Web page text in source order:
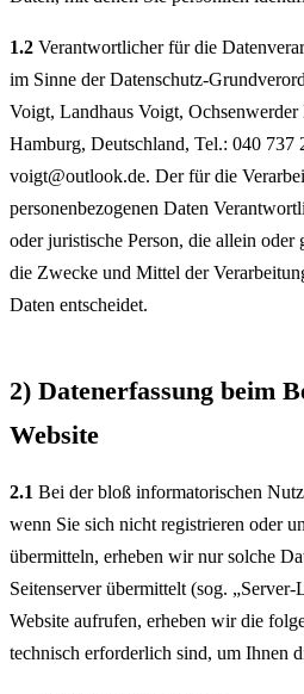
1.2 Verantwortlicher für die
im Sinne der Datenschutz-
Voigt, Landhaus Voigt,
Hamburg, Deutschland, Tel.: 040 737
voigt@outlook.de. Der für die
personenbezogenen Daten
oder juristische Person, die allein oder
die Zwecke und Mittel der
Daten entscheidet.
2) Datenerfassung beim
Website
2.1 Bei der bloß informatorischen
wenn Sie sich nicht registrieren oder
übermitteln, erheben wir nur solche
Seitenserver übermittelt (sog.
Website aufrufen, erheben wir die
technisch erforderlich sind, um Ihnen